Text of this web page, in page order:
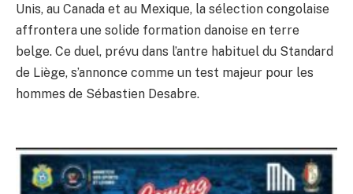
Unis, au Canada et au Mexique, la sélection congolaise
affrontera une solide formation danoise en terre
belge. Ce duel, prévu dans l’antre habituel du Standard
de Liège, s’annonce comme un test majeur pour les
hommes de Sébastien Desabre.